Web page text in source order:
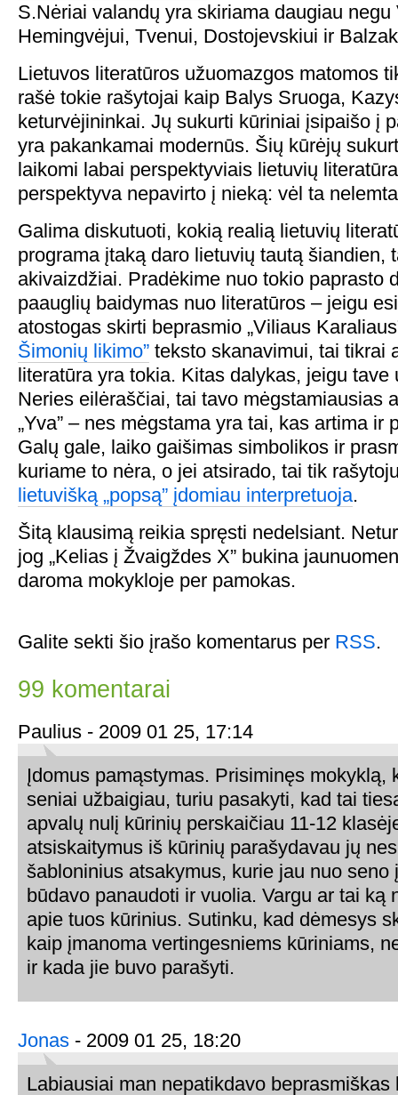
S.Nėriai valandų yra skiriama daugiau negu
Hemingvėjui, Tvenui, Dostojevskiui ir
Lietuvos literatūros užuomazgos matomos
rašė tokie rašytojai kaip Balys Sruoga,
keturvėjininkai. Jų sukurti kūriniai įsipaišo į
yra pakankamai modernūs. Šių kūrėjų
laikomi labai perspektyviais lietuvių
perspektyva nepavirto į nieką: vėl ta
Galima diskutuoti, kokią realią lietuvių
programa įtaką daro lietuvių tautą šiandien,
akivaizdžiai. Pradėkime nuo tokio paprasto
paauglių baidymas nuo literatūros – jeigu
atostogas skirti beprasmio „Viliaus
Šimonių likimo” teksto skanavimui, tai tikrai
literatūra yra tokia. Kitas dalykas, jeigu tave
Neries eilėraščiai, tai tavo mėgstamiausias
„Yva” – nes mėgstama yra tai, kas artima ir
Galų gale, laiko gaišimas simbolikos ir
kuriame to nėra, o jei atsirado, tai tik
lietuvišką „popsą” įdomiau interpretuoja.
Šitą klausimą reikia spręsti nedelsiant.
jog „Kelias į Žvaigždes X” bukina
daroma mokykloje per pamokas.
Galite sekti šio įrašo komentarus per RSS.
99 komentarai
Paulius - 2009 01 25, 17:14
Įdomus pamąstymas. Prisiminęs mokyklą,
seniai užbaigiau, turiu pasakyti, kad tai
apvalų nulį kūrinių perskaičiau 11-12
atsiskaitymus iš kūrinių parašydavau jų
šabloninius atsakymus, kurie jau nuo seno
būdavo panaudoti ir vuolia. Vargu ar tai ką
apie tuos kūrinius. Sutinku, kad dėmesys
kaip įmanoma vertingesniems kūriniams,
ir kada jie buvo parašyti.
Jonas - 2009 01 25, 18:20
Labiausiai man nepatikdavo